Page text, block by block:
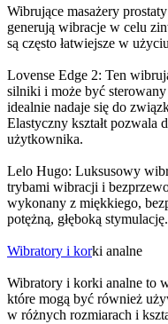
Wibrujące masażery
generują wibracje w celu
są często łatwiejsze w
Lovense Edge 2: Ten
silniki i może być
idealnie nadaje się do
Elastyczny kształt pozwala
użytkownika.
Lelo Hugo: Luksusowy
trybami wibracji i
wykonany z miękkiego,
potężną, głęboką stymulację.
Wibratory i korki analne
Wibratory i korki analne to
które mogą być również
w różnych rozmiarach i